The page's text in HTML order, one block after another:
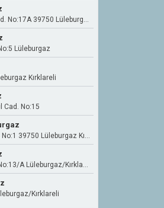
Yılmaz Mah. Tulumba Cad. No:17A 39750 Lüleburgaz
Lüleburgaz
Kırklareli
Cad. No:15
Yılmaz Mah. İstanbul Cd. No:1 39750 Lüleburgaz Kırklareli
Özerler Mah. Fatih Cad. No:13/A Lüleburgaz/Kırklareli
Kırklareli